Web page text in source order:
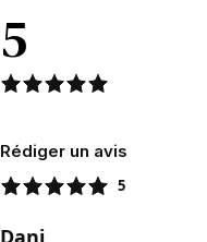
5
Rédiger un avis
5
Dani